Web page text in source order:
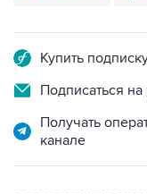
Купить
Подписаться
Получать
канале